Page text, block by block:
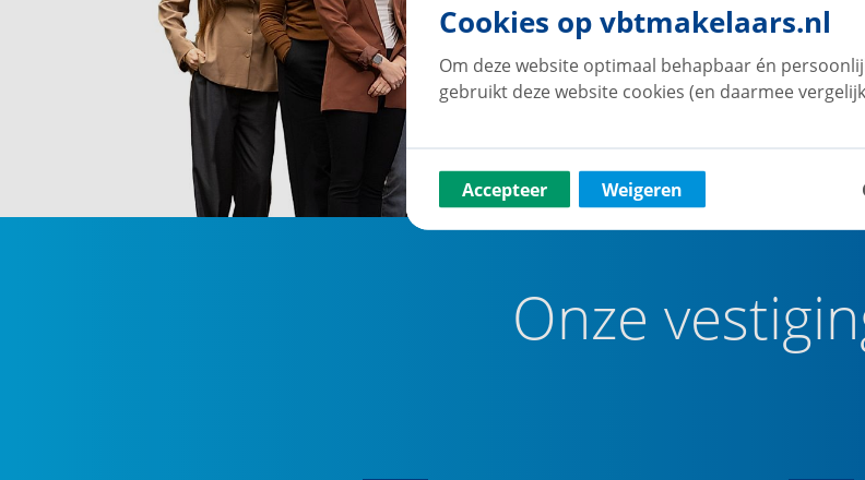
Onze
Cookies op vbtmakelaars.nl
Om deze website optimaal behapbaar én
gebruikt deze website cookies (en daarmee
Accepteer Weigeren